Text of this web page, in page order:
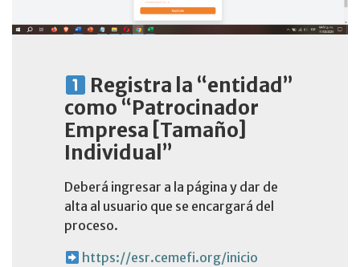
Registra la “entidad”
como “Patrocinador
Empresa [Tamaño]
Individual”
Deberá ingresar a la página y dar de
alta al usuario que se encargará del
proceso.
https://esr.cemefi.org/inicio